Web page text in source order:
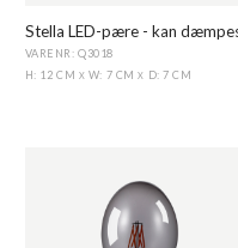
Stella LED-pære - kan
VARENR: Q3018
H: 12 CM X W: 7 CMX D: 7 CM